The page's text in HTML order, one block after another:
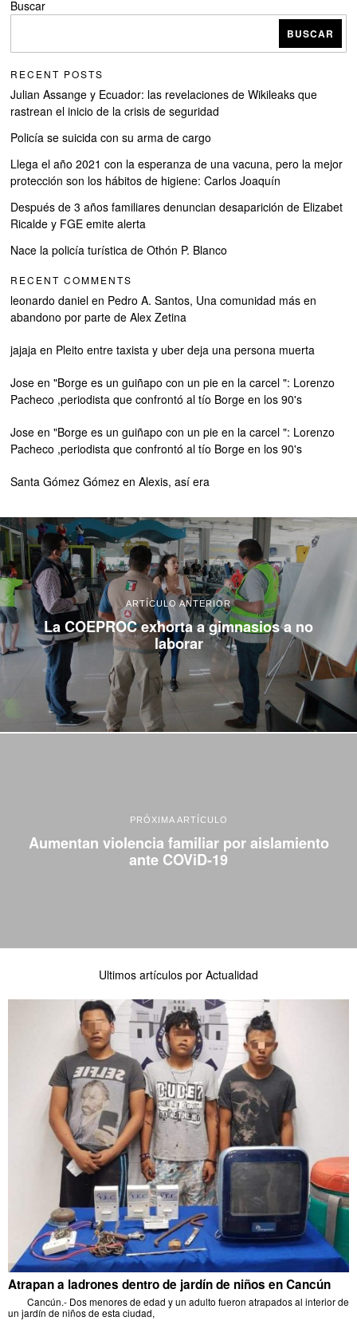
Buscar
BUSCAR
RECENT POSTS
Julian Assange y Ecuador: las revelaciones de Wikileaks que
rastrean el inicio de la crisis de seguridad
Policía se suicida con su arma de cargo
Llega el año 2021 con la esperanza de una vacuna, pero la mejor
protección son los hábitos de higiene: Carlos Joaquín
Después de 3 años familiares denuncian desaparición de Elizabet
Ricalde y FGE emite alerta
Nace la policía turística de Othón P. Blanco
RECENT COMMENTS
leonardo daniel en Pedro A. Santos, Una comunidad más en
abandono por parte de Alex Zetina
jajaja en Pleito entre taxista y uber deja una persona muerta
Jose en"Borge es un guiñapo con un pie en la carcel ": Lorenzo
Pacheco ,periodista que confrontó al tío Borge en los 90's
Jose en"Borge es un guiñapo con un pie en la carcel ": Lorenzo
Pacheco ,periodista que confrontó al tío Borge en los 90's
Santa Gómez Gómez enAlexis, así era
ARTÍCULO ANTERIOR
La COEPROC exhorta a gimnasios a no
laborar
PRÓXIMA ARTÍCULO
Aumentan violencia familiar por aislamiento
ante COViD-19
Ultimos artículos por Actualidad
Atrapan a ladrones dentro de jardín de niños en Cancún
Cancún.- Dos menores de edad y un adulto fueron atrapados al interior de
un jardín de niños de esta ciudad,